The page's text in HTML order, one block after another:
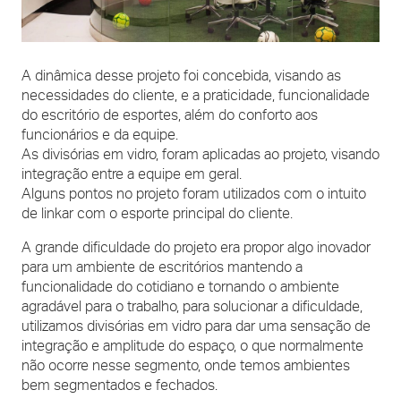
A dinâmica desse projeto foi concebida, visando as
necessidades do cliente, e a praticidade, funcionalidade
do escritório de esportes, além do conforto aos
funcionários e da equipe.
As divisórias em vidro, foram aplicadas ao projeto, visando
integração entre a equipe em geral.
Alguns pontos no projeto foram utilizados com o intuito
de linkar com o esporte principal do cliente.
A grande dificuldade do projeto era propor algo inovador
para um ambiente de escritórios mantendo a
funcionalidade do cotidiano e tornando o ambiente
agradável para o trabalho, para solucionar a dificuldade,
utilizamos divisórias em vidro para dar uma sensação de
integração e amplitude do espaço, o que normalmente
não ocorre nesse segmento, onde temos ambientes
bem segmentados e fechados.